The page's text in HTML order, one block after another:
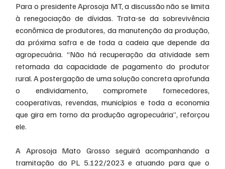
Para o presidente Aprosoja MT, a discussão não se limita
à renegociação de dívidas. Trata-se da sobrevivência
econômica de produtores, da manutenção da produção,
da próxima safra e de toda a cadeia que depende da
agropecuária. “Não há recuperação da atividade sem
retomada da capacidade de pagamento do produtor
rural. A postergação de uma solução concreta aprofunda
o endividamento, compromete fornecedores,
cooperativas, revendas, municípios e toda a economia
que gira em torno da produção agropecuária”, reforçou
ele.
A Aprosoja Mato Grosso seguirá acompanhando a
tramitação do PL 5.122/2023 e atuando para que o